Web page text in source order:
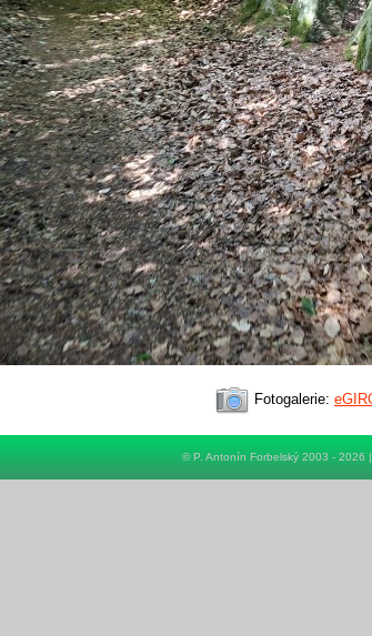
Fotogalerie:
© P. Antonín Forbelský 2003 - 2026